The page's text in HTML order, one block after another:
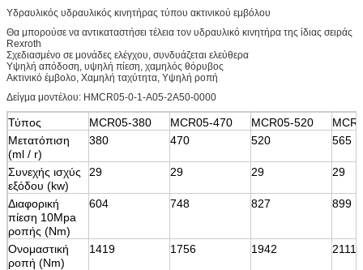
Υδραυλικός υδραυλικός κινητήρας τύπου ακτινικού εμβόλου
Θα μπορούσε να αντικαταστήσει τέλεια τον υδραυλικό κινητήρα της ίδιας σειράς
Rexroth
Σχεδιασμένο σε μονάδες ελέγχου, συνδυάζεται ελεύθερα
Υψηλή απόδοση, υψηλή πίεση, χαμηλός θόρυβος
Ακτινικό έμβολο, Χαμηλή ταχύτητα, Υψηλή ροπή
Δείγμα μοντέλου: HMCR05-0-1-A05-2A50-0000
Τύπος MCR05-380 MCR05-470 MCR05-520
Μετατόπιση
(ml / r)
380 470 520 565
Συνεχής ισχύς
εξόδου (kw)
29 29 29 29
Διαφορική
πίεση 10Mpa
ροπής (Nm)
604 748 827 899
Ονομαστική
ροπή (Nm)
1419 1756 1942 2111